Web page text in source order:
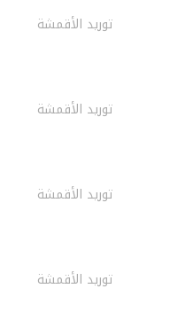
توريد الأقمشة
توريد الأقمشة
توريد الأقمشة
توريد الأقمشة